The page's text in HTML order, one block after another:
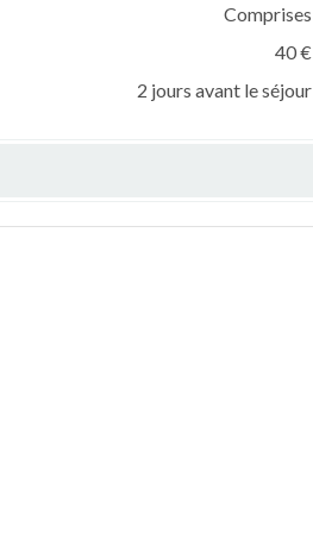
Comprises
40 €
2 jours avant le séjour